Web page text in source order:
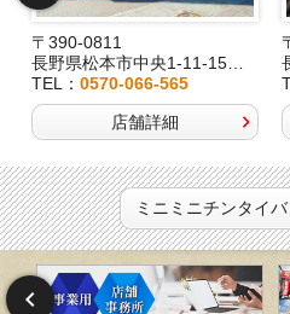
〒390-0811
長野県松本市中央1-11-15桂林堂ビル1F
TEL： 0570-066-565
店舗詳細
ミニミニチンタイ